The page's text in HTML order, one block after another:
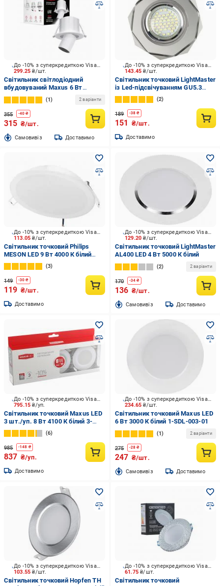
299.25₴/шт.
До -10% з суперкредиткою Visa Вигода
Світильник світлодіодний
вбудовуваний Maxus 6 Вт
3000/4200/6500 К білий матовий
1-MRD-6W-WHC
1 2 варіанти
355 -40 ₴
315 ₴/шт.
Cамовивіз Доставимо
143.45₴/шт.
До -10% з суперкредиткою Visa Вигода
Світильник точковий LightMaster
із Led-підсвічуванням GU5.3
срібний CL1020
2
189 -38 ₴
151 ₴/шт.
Доставимо
113.05₴/шт.
До -10% з суперкредиткою Visa Вигода
Світильник точковий Philips
MESON LED 9 Вт 4000 К білий
915005747801
3
149 -30 ₴
119 ₴/шт.
Доставимо
129.20₴/шт.
До -10% з суперкредиткою Visa Вигода
Світильник точковий LightMaster
AL400 LED 4 Вт 5000 К білий
2 2 варіанти
170 -34 ₴
136 ₴/шт.
Cамовивіз Доставимо
795.15₴/уп.
До -10% з суперкредиткою Visa Вигода
Світильник точковий Maxus LED
3 шт./уп. 8 Вт 4100 К білий 3-
SDL-006-01
6
985 -148 ₴
837 ₴/уп.
Доставимо
234.65₴/шт.
До -10% з суперкредиткою Visa Вигода
Світильник точковий Maxus LED
6 Вт 3000 К білий 1-SDL-003-01
1 2 варіанти
275 -28 ₴
247 ₴/шт.
Cамовивіз Доставимо
103.55₴/шт.
До -10% з суперкредиткою Visa Вигода
Світильник точковий Hopfen TH
61.75₴/шт.
До -10% з суперкредиткою Visa Вигода
Світильник точковий